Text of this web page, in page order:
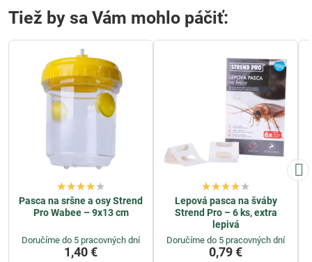
Tiež by sa Vám mohlo páčiť:
Pasca na sršne a osy Strend
Pro Wabee – 9x13 cm
Doručíme do 5 pracovných dní
1,40 €
Lepová pasca na šváby
Strend Pro – 6 ks, extra
lepivá
Doručíme do 5 pracovných dní
0,79 €